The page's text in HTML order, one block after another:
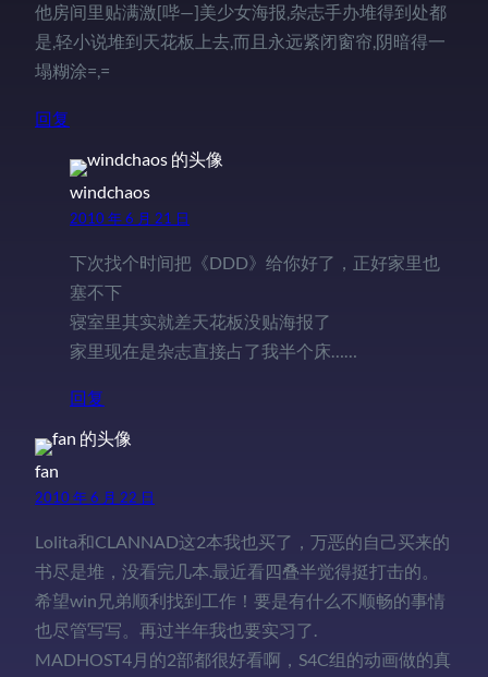
他房间里贴满激[哔—]美少女海报,杂志手办堆得到处都
是,轻小说堆到天花板上去,而且永远紧闭窗帘,阴暗得一
塌糊涂=,=
回复
windchaos
2010 年 6 月 21 日
下次找个时间把《DDD》给你好了，正好家里也
塞不下
寝室里其实就差天花板没贴海报了
家里现在是杂志直接占了我半个床……
回复
fan
2010 年 6 月 22 日
Lolita和CLANNAD这2本我也买了，万恶的自己买来的
书尽是堆，没看完几本.最近看四叠半觉得挺打击的。
希望win兄弟顺利找到工作！要是有什么不顺畅的事情
也尽管写写。再过半年我也要实习了.
MADHOST4月的2部都很好看啊，S4C组的动画做的真